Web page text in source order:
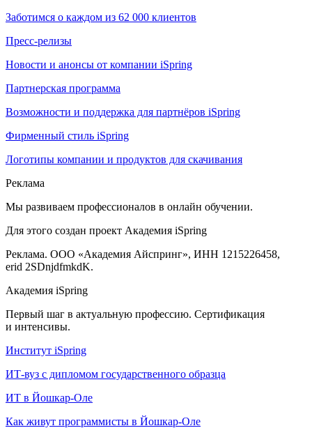
Заботимся о каждом из 62 000 клиентов
Пресс-релизы
Новости и анонсы от компании iSpring
Партнерская программа
Возможности и поддержка для партнёров iSpring
Фирменный стиль iSpring
Логотипы компании и продуктов для скачивания
Реклама
Мы развиваем профессионалов в онлайн обучении.
Для этого создан проект Академия iSpring
Реклама. ООО «Академия Айспринг», ИНН 1215226458,
erid 2SDnjdfmkdK.
Академия iSpring
Первый шаг в актуальную профессию. Сертификация
и интенсивы.
Институт iSpring
ИТ-вуз с дипломом государственного образца
ИТ в Йошкар-Оле
Как живут программисты в Йошкар‑Оле